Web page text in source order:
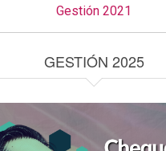
Gestión 2021
GESTIÓN 2025